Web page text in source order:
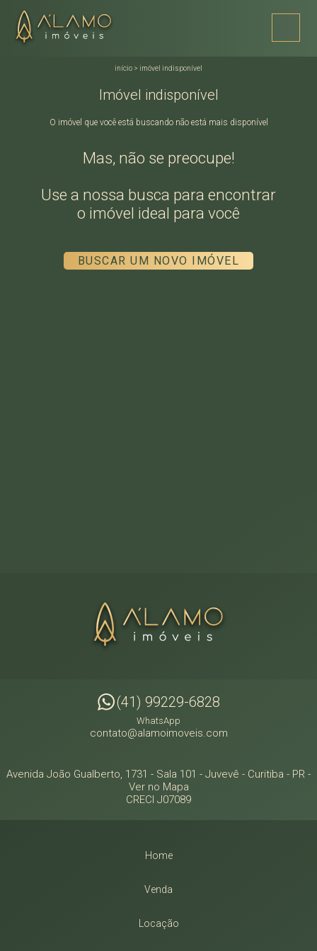
início > imóvel indisponível
Imóvel indisponível
O imóvel que você está buscando não está mais disponível
Mas, não se preocupe!
Use a nossa busca para encontrar
o imóvel ideal para você
BUSCAR UM NOVO IMÓVEL
(41) 99229-6828
WhatsApp
contato@alamoimoveis.com
Avenida João Gualberto, 1731 - Sala 101 - Juvevê - Curitiba - PR -
Ver no Mapa
CRECI J07089
Home
Venda
Locação